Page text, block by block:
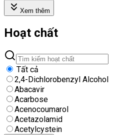
Xem thêm
Hoạt chất
Tất cả
2,4-Dichlorobenzyl Alcohol
Abacavir
Acarbose
Acenocoumarol
Acetazolamid
Acetylcystein